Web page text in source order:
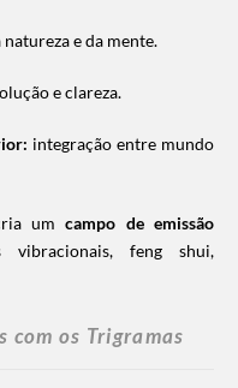
natureza e da mente.
e clareza.
integração entre mundo
umcampo de emissão
feng shui,
com os Trigramas